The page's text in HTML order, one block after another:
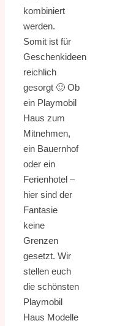
kombiniert
werden.
Somit ist für
Geschenkideen
reichlich
gesorgt 🙂 Ob
ein Playmobil
Haus zum
Mitnehmen,
ein Bauernhof
oder ein
Ferienhotel –
hier sind der
Fantasie
keine
Grenzen
gesetzt. Wir
stellen euch
die schönsten
Playmobil
Haus Modelle